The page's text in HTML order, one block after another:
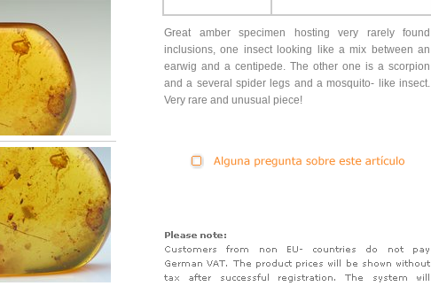
Great amber specimen hosting very rarely found
inclusions, one insect looking like a mix between an
earwig and a centipede. The other one is a scorpion
and a several spider legs and a mosquito- like insect.
Very rare and unusual piece!